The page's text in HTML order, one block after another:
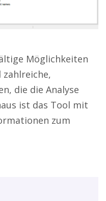
Möglichkeiten
die die Analyse
ist das Tool mit
zum